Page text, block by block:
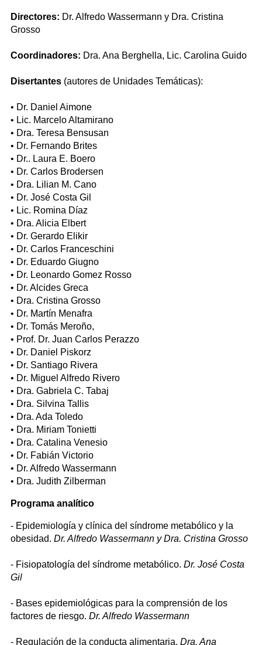
Directores: Dr. Alfredo Wassermann y Dra. Cristina
Grosso
Coordinadores: Dra. Ana Berghella, Lic. Carolina Guido
Disertantes (autores de Unidades Temáticas):
• Dr. Daniel Aimone
• Lic. Marcelo Altamirano
• Dra. Teresa Bensusan
• Dr. Fernando Brites
• Dr.. Laura E. Boero
• Dr. Carlos Brodersen
• Dra. Lilian M. Cano
• Dr. José Costa Gil
• Lic. Romina Díaz
• Dra. Alicia Elbert
• Dr. Gerardo Elikir
• Dr. Carlos Franceschini
• Dr. Eduardo Giugno
• Dr. Leonardo Gomez Rosso
• Dr. Alcides Greca
• Dra. Cristina Grosso
• Dr. Martín Menafra
• Dr. Tomás Meroño,
• Prof. Dr. Juan Carlos Perazzo
• Dr. Daniel Piskorz
• Dr. Santiago Rivera
• Dr. Miguel Alfredo Rivero
• Dra. Gabriela C. Tabaj
• Dra. Silvina Tallis
• Dra. Ada Toledo
• Dra. Miriam Tonietti
• Dra. Catalina Venesio
• Dr. Fabián Victorio
• Dr. Alfredo Wassermann
• Dra. Judith Zilberman
Programa analítico
- Epidemiología y clínica del síndrome metabólico y la
obesidad. Dr. Alfredo Wassermann y Dra. Cristina Grosso
- Fisiopatología del síndrome metabólico. Dr. José Costa
Gil
- Bases epidemiológicas para la comprensión de los
factores de riesgo. Dr. Alfredo Wassermann
- Regulación de la conducta alimentaria. Dra. Ana